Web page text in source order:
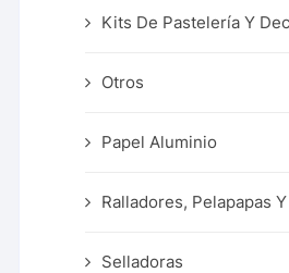
Kits De Pastelería Y
Otros
Papel Aluminio
Ralladores, Pelapapas
Selladoras